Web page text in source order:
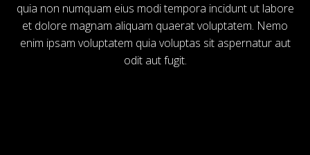
quia non numquam eius modi tempora incidunt ut labore
et dolore magnam aliquam quaerat voluptatem. Nemo
enim ipsam voluptatem quia voluptas sit aspernatur aut
odit aut fugit.